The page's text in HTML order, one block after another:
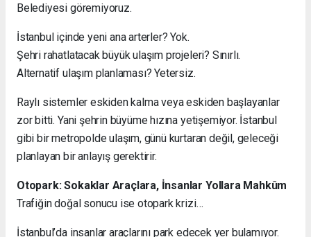
Belediyesi göremiyoruz.
İstanbul içinde yeni ana arterler? Yok.
Şehri rahatlatacak büyük ulaşım projeleri? Sınırlı.
Alternatif ulaşım planlaması? Yetersiz.
Raylı sistemler eskiden kalma veya eskiden başlayanlar
zor bitti. Yani şehrin büyüme hızına yetişemiyor. İstanbul
gibi bir metropolde ulaşım, günü kurtaran değil, geleceği
planlayan bir anlayış gerektirir.
Otopark: Sokaklar Araçlara, İnsanlar Yollara Mahkûm
Trafiğin doğal sonucu ise otopark krizi…
İstanbul’da insanlar araçlarını park edecek yer bulamıyor.